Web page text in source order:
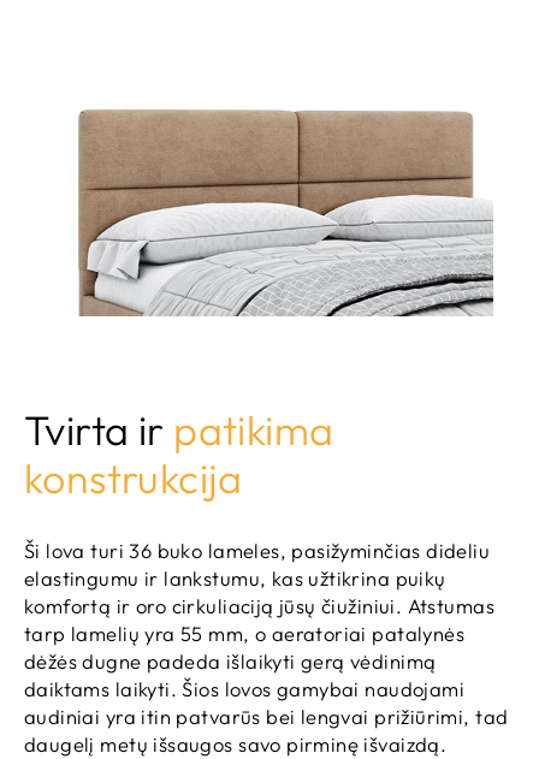
Tvirta ir patikima
konstrukcija
Ši lova turi 36 buko lameles, pasižyminčias dideliu
elastingumu ir lankstumu, kas užtikrina puikų
komfortą ir oro cirkuliaciją jūsų čiužiniui. Atstumas
tarp lamelių yra 55 mm, o aeratoriai patalynės
dėžės dugne padeda išlaikyti gerą vėdinimą
daiktams laikyti. Šios lovos gamybai naudojami
audiniai yra itin patvarūs bei lengvai prižiūrimi, tad
daugelį metų išsaugos savo pirminę išvaizdą.